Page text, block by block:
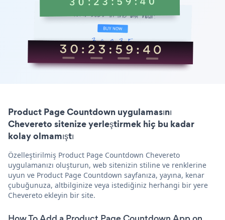
Product Page Countdown uygulamasını
Chevereto sitenize yerleştirmek hiç bu kadar
kolay olmamıştı
Özelleştirilmiş Product Page Countdown Chevereto
uygulamanızı oluşturun, web sitenizin stiline ve renklerine
uyun ve Product Page Countdown sayfanıza, yayına, kenar
çubuğunuza, altbilginize veya istediğiniz herhangi bir yere
Chevereto ekleyin bir site.